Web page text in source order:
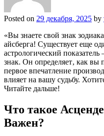
Posted on 29 декабря, 2025 by
«Вы знаете свой знак
айсберга! Существует еще
астрологический
знак. Он определяет‚ как вы
первое впечатление
влияет на вашу судьбу.
Читайте дальше!
Что такое
Важен?